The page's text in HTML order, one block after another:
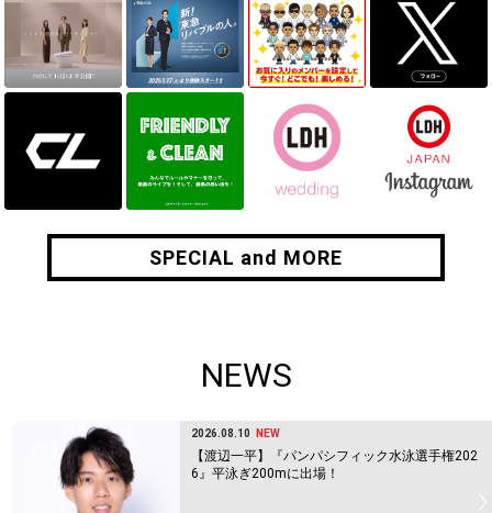
SPECIAL and MORE
SPECIAL and MORE
NEWS
2026.08.10 NEW
【渡辺一平】『パンパシフィック水泳選手権202
6』平泳ぎ200mに出場！